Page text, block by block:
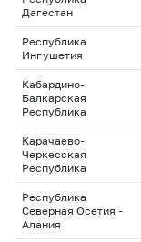
Дагестан
Республика
Ингушетия
Кабардино-
Балкарская
Республика
Карачаево-
Черкесская
Республика
Республика
Северная Осетия -
Алания